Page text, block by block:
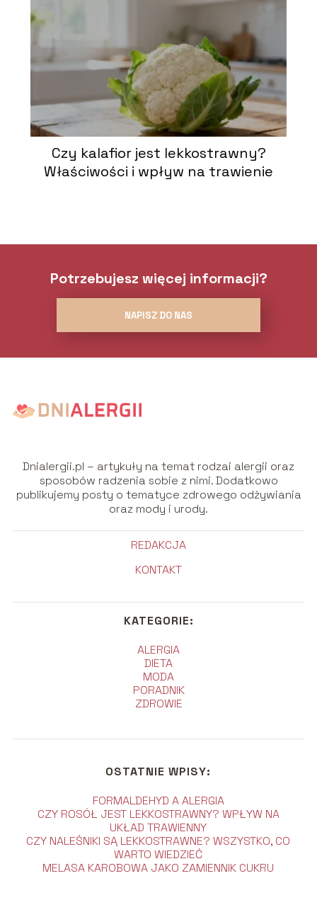
Czy kalafior jest lekkostrawny?
Właściwości i wpływ na trawienie
Potrzebujesz więcej informacji?
NAPISZ DO NAS
Dnialergii.pl – artykuły na temat rodzai alergii oraz
sposobów radzenia sobie z nimi. Dodatkowo
publikujemy posty o tematyce zdrowego odżywiania
oraz mody i urody.
REDAKCJA
KONTAKT
KATEGORIE:
ALERGIA
DIETA
MODA
PORADNIK
ZDROWIE
OSTATNIE WPISY:
FORMALDEHYD A ALERGIA
CZY ROSÓŁ JEST LEKKOSTRAWNY? WPŁYW NA
UKŁAD TRAWIENNY
CZY NALEŚNIKI SĄ LEKKOSTRAWNE? WSZYSTKO, CO
WARTO WIEDZIEĆ
MELASA KAROBOWA JAKO ZAMIENNIK CUKRU